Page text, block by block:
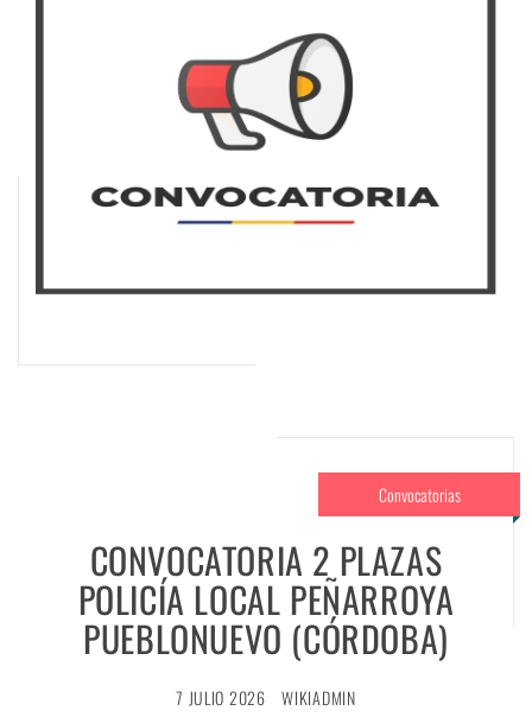
Convocatorias
CONVOCATORIA 2 PLAZAS
POLICÍA LOCAL PEÑARROYA
PUEBLONUEVO (CÓRDOBA)
7 JULIO 2026 WIKIADMIN